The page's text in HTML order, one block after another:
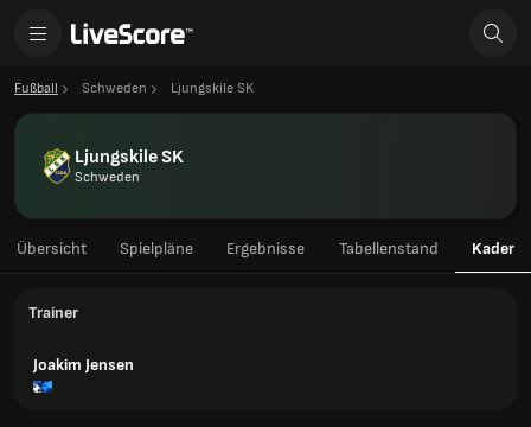
Fußball Schweden Ljungskile SK
Ljungskile SK
Schweden
Übersicht Spielpläne Ergebnisse Tabellenstand Kader
Trainer
Joakim Jensen